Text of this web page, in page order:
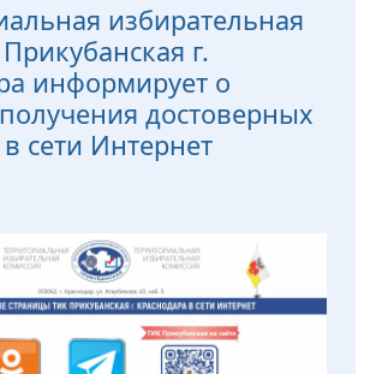
избирательная
г.
информирует о
достоверных
сети Интернет